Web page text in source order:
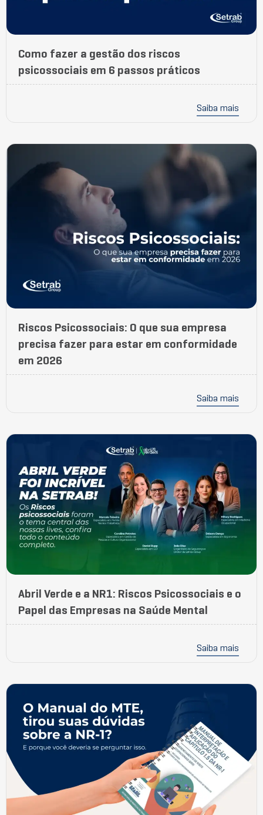
Como fazer a gestão dos riscos
psicossociais em 6 passos práticos
Saiba mais
Riscos Psicossociais: O que sua empresa
precisa fazer para estar em conformidade
em 2026
Saiba mais
Abril Verde e a NR1: Riscos Psicossociais e o
Papel das Empresas na Saúde Mental
Saiba mais